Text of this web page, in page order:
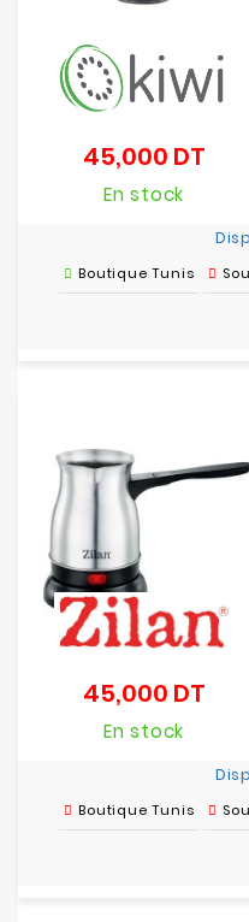
45,000 DTPrix
En stock
Boutique Tunis
45,000 DTPrix
En stock
Boutique Tunis